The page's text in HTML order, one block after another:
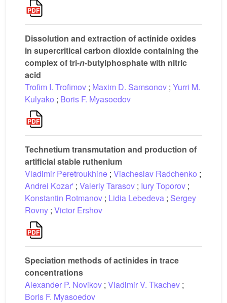
Dissolution and extraction of actinide oxides
in supercritical carbon dioxide containing the
complex of tri-n-butylphosphate with nitric
acid
Trofim I. Trofimov ; Maxim D. Samsonov ; Yurri M.
Kulyako ; Boris F. Myasoedov
Technetium transmutation and production of
artificial stable ruthenium
Vladimir Peretroukhine ; Viacheslav Radchenko ;
Andrei Kozar' ; Valeriy Tarasov ; Iury Toporov ;
Konstantin Rotmanov ; Lidia Lebedeva ; Sergey
Rovny ; Victor Ershov
Speciation methods of actinides in trace
concentrations
Alexander P. Novikov ; Vladimir V. Tkachev ;
Boris F. Myasoedov